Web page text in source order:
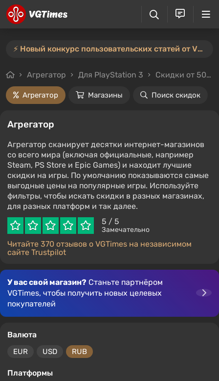
⚡️ Новый конкурс пользовательских статей от VGTimes — участвуйте тут ⚡️
Агрегатор Для PlayStation 3 Скидки от 50%
Агрегатор Магазины Поиск скидок
Агрегатор
Агрегатор сканирует десятки интернет-магазинов
со всего мира (включая официальные, например
Steam, PS Store и Epic Games) и находит лучшие
скидки на игры. По умолчанию показываются самые
выгодные цены на популярные игры. Используйте
фильтры, чтобы искать скидки в разных магазинах,
для разных платформ и так далее.
5 / 5
Замечательно
Читайте 370 отзывов о VGTimes на независимом
сайте Trustpilot
У вас свой магазин? Станьте партнёром
VGTimes, чтобы получить новых целевых
покупателей
Валюта
EUR USD RUB
Платформы